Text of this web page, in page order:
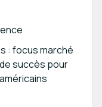
: focus marché
succès pour